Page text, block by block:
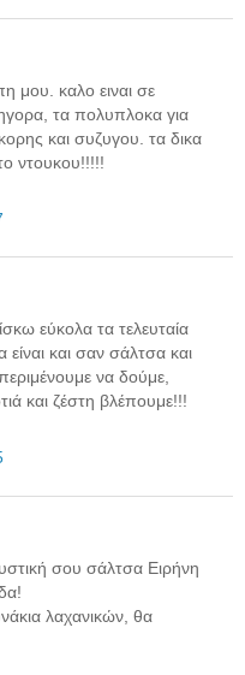
μου. καλο ειναι σε
τα πολυπλοκα για
κορης και συζυγου. τα δικα
ντουκου!!!!!
εύκολα τα τελευταία
και σαν σάλτσα και
να δούμε,
και ζέστη βλέπουμε!!!
σου σάλτσα Ειρήνη
λαχανικών, θα